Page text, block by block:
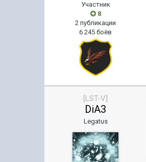
Участник
8
2 публикации
6 245 боёв
[LST-V]
DiA3
Legatus